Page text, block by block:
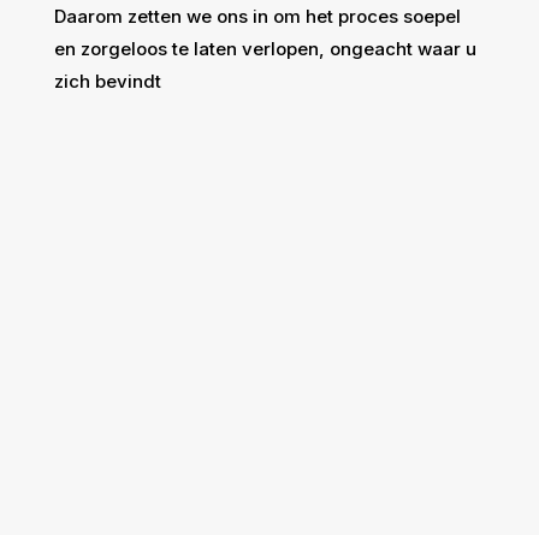
Daarom zetten we ons in om het proces soepel
en zorgeloos te laten verlopen, ongeacht waar u
zich bevindt